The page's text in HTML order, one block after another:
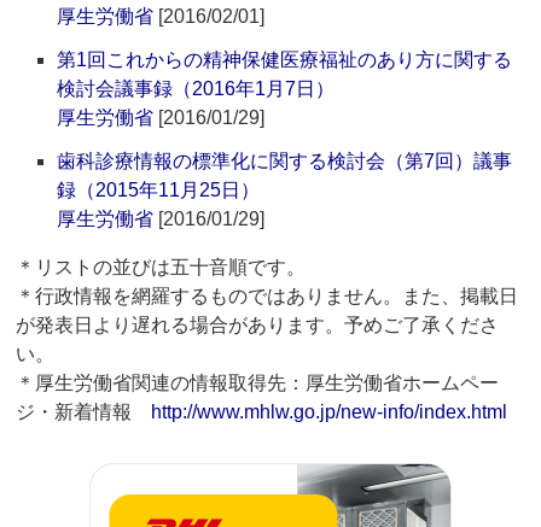
厚生労働省 [2016/02/01]
第1回これからの精神保健医療福祉のあり方に関する
検討会議事録（2016年1月7日）
厚生労働省 [2016/01/29]
歯科診療情報の標準化に関する検討会（第7回）議事
録（2015年11月25日）
厚生労働省 [2016/01/29]
＊リストの並びは五十音順です。
＊行政情報を網羅するものではありません。また、掲載日
が発表日より遅れる場合があります。予めご了承くださ
い。
＊厚生労働省関連の情報取得先：厚生労働省ホームペー
ジ・新着情報 http://www.mhlw.go.jp/new-info/index.html